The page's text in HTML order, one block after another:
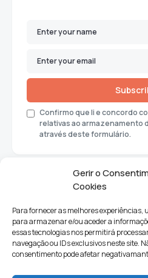
Gerir o
Cookies
Para fornecer as melhores experiências,
para armazenar e/ou aceder a
essas tecnologias nos permitirá
navegação ou IDs exclusivos neste site.
consentimento pode afetar
Confirmo que li e concordo
relativas ao armazenamento
através deste formulário.